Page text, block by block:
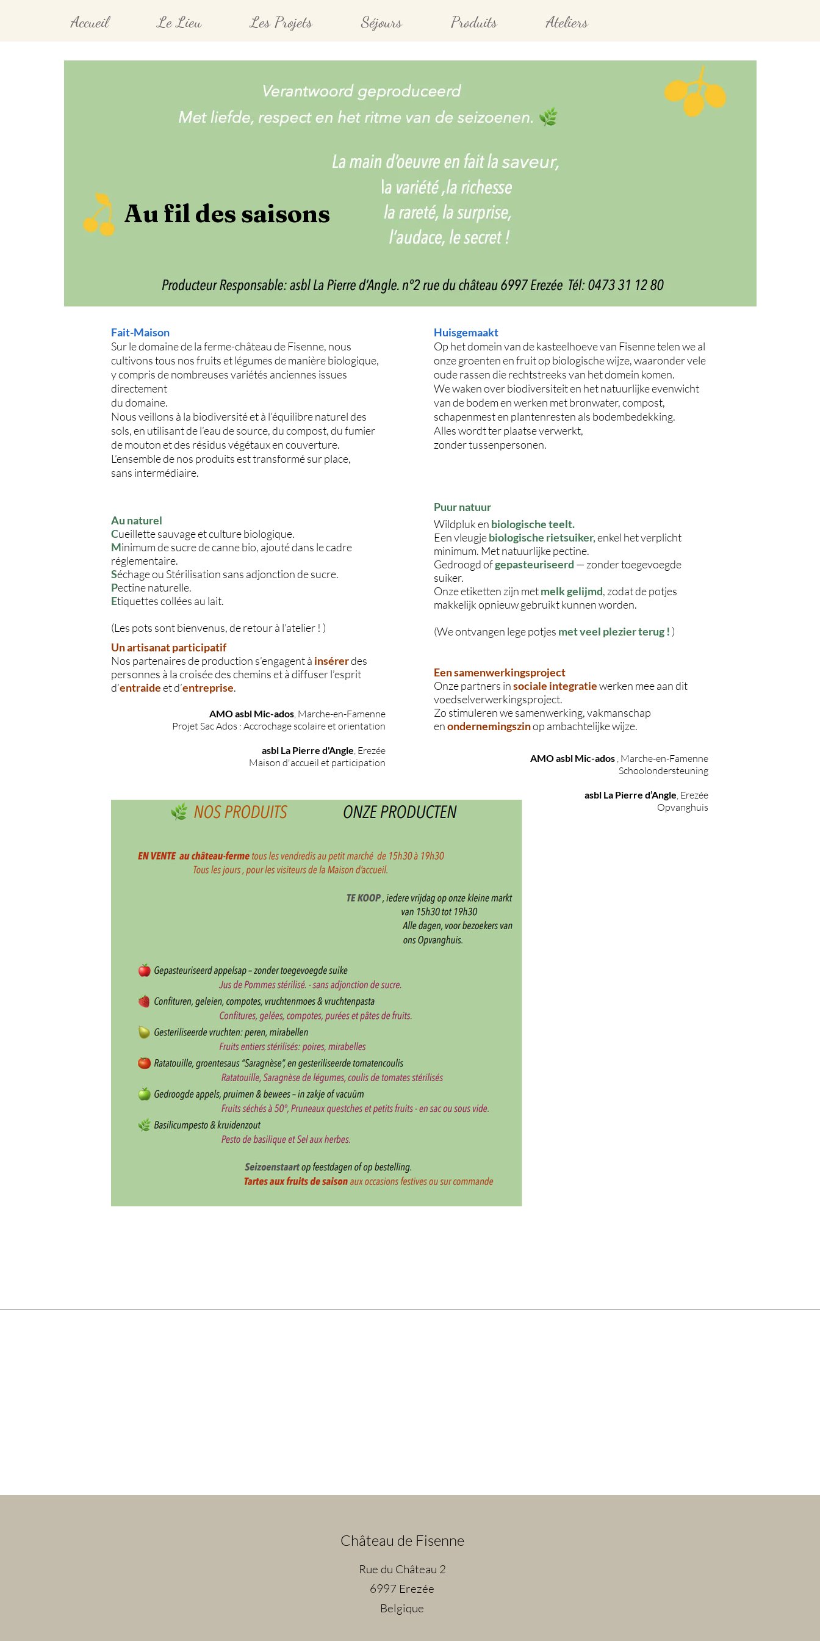
Accueil Le Lieu Les Projets Séjours Produits Ateliers
Au fil des saisons
Fait-Maison
Sur le domaine de la ferme-château de Fisenne, nous
cultivons tous nos fruits et légumes de manière biologique,
y compris de nombreuses variétés anciennes issues
directement
du domaine.
Nous veillons à la biodiversité et à l’équilibre naturel des
sols, en utilisant de l’eau de source, du compost, du fumier
de mouton et des résidus végétaux en couverture.
L’ensemble de nos produits est transformé sur place,
sans intermédiaire.
Huisgemaakt
Op het domein van de kasteelhoeve van Fisenne telen we al
onze groenten en fruit op biologische wijze, waaronder vele
oude rassen die rechtstreeks van het domein komen.
We waken over biodiversiteit en het natuurlijke evenwicht
van de bodem en werken met bronwater, compost,
schapenmest en plantenresten als bodembedekking.
Alles wordt ter plaatse verwerkt,
zonder tussenpersonen.
Au naturel
Cueillette sauvage et culture biologique.
Minimum de sucre de canne bio, ajouté dans le cadre
réglementaire.
Séchage ou Stérilisation sans adjonction de sucre.
Pectine naturelle.
Etiquettes collées au lait.
(Les pots sont bienvenus, de retour à l’atelier ! )
Puur natuur
Wildpluk en biologische teelt.
Een vleugjebiologische rietsuiker,enkel het verplicht
minimum. Met natuurlijke pectine.
Gedroogd ofgepasteuriseerd — zonder toegevoegde
suiker.
Onze etiketten zijn metmelk gelijmd, zodat de potjes
makkelijk opnieuw gebruikt kunnen worden.
(We ontvangen lege potjes met veel plezier terug ! )
Un artisanat participatif
Nos partenaires de production s’engagent à insérerdes
personnes à la croisée des chemins et à diffuser l’esprit
d’entraideet d’entreprise.
AMO asbl Mic-ados, Marche-en-Famenne
Projet Sac Ados : Accrochage scolaire et orientation
asbl La Pierre d'Angle, Erezée
Maison d'accueil et participation
Een samenwerkingsproject
Onze partners insociale integratiewerken mee aan dit
voedselverwerkingsproject.
Zo stimuleren we samenwerking, vakmanschap
enondernemingszinop ambachtelijke wijze.
AMO asbl Mic-ados , Marche-en-Famenne
Schoolondersteuning
asbl La Pierre d’Angle, Erezée
Opvanghuis
Château de Fisenne
Rue du Château 2
6997 Erezée
Belgique